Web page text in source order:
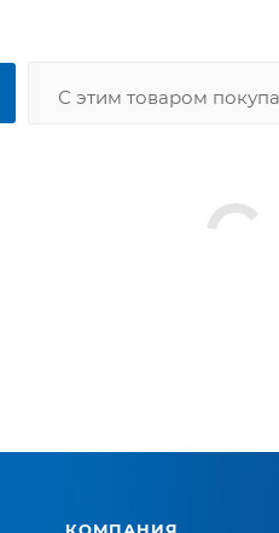
С этим товаром